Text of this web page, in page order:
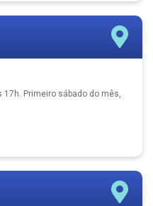
Primeiro sábado do mês,